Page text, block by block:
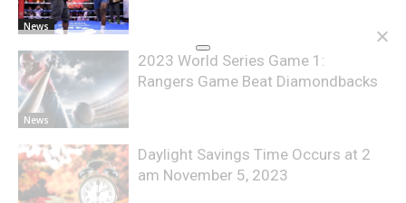
News
News
2023 World Series Game 1:
Rangers Game Beat Diamondbacks
Daylight Savings Time Occurs at 2
am November 5, 2023